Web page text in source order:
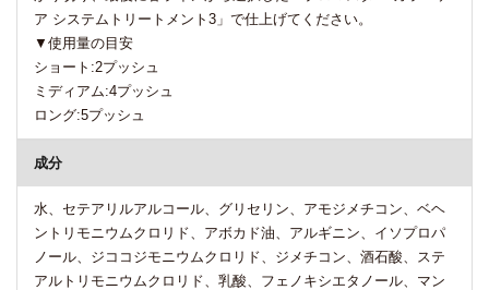
ア システムトリートメント3」で仕上げてください。
▼使用量の目安
ショート:2プッシュ
ミディアム:4プッシュ
ロング:5プッシュ
成分
水、セテアリルアルコール、グリセリン、アモジメチコン、ベヘ
ントリモニウムクロリド、アボカド油、アルギニン、イソプロパ
ノール、ジココジモニウムクロリド、ジメチコン、酒石酸、ステ
アルトリモニウムクロリド、乳酸、フェノキシエタノール、マン